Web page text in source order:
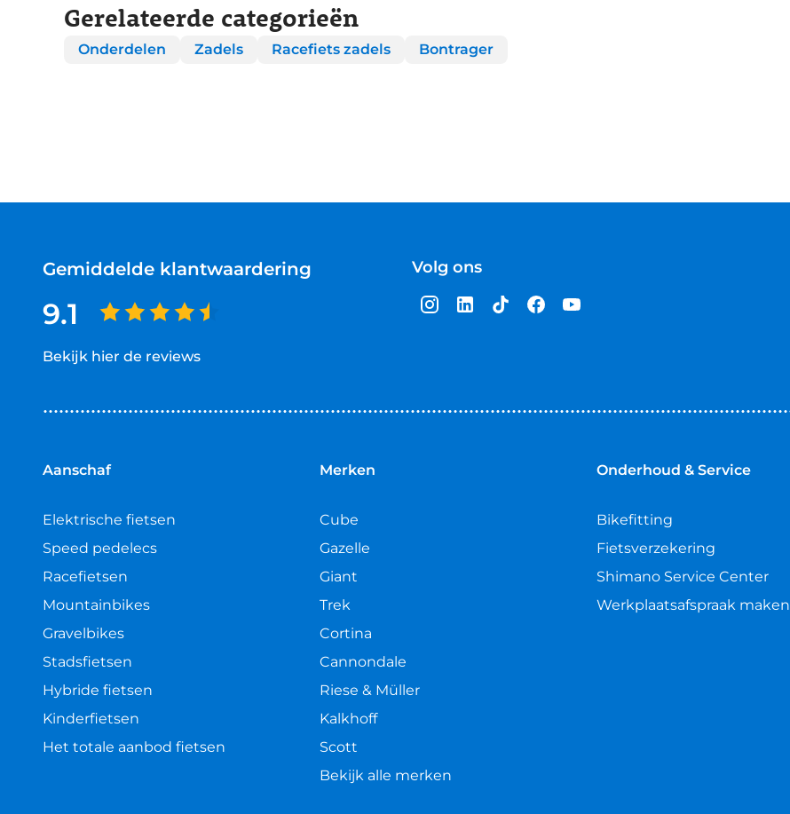
Gerelateerde categorieën
Onderdelen Zadels Racefiets zadels Bontrager
Gemiddelde klantwaardering
9.1
Bekijk hier de reviews
van
Volg ons
Aanschaf
Elektrische fietsen
Speed pedelecs
Racefietsen
Mountainbikes
Gravelbikes
Stadsfietsen
Hybride fietsen
Kinderfietsen
Het totale aanbod fietsen
Merken
Cube
Gazelle
Giant
Trek
Cortina
Cannondale
Riese & Müller
Kalkhoff
Scott
Bekijk alle merken
Onderhoud & Service
Bikefitting
Fietsverzekering
Shimano Service Center
Werkplaatsafspraak maken